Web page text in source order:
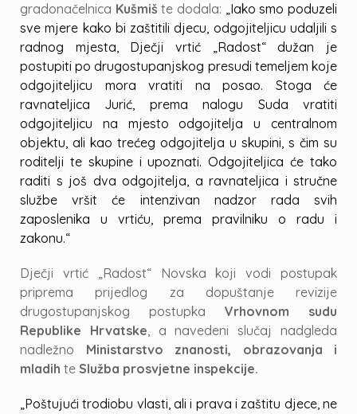
gradonačelnica Kušmiš te dodala: „Iako smo poduzeli
sve mjere kako bi zaštitili djecu, odgojiteljicu udaljili s
radnog mjesta, Dječji vrtić „Radost“ dužan je
postupiti po drugostupanjskog presudi temeljem koje
odgojiteljicu mora vratiti na posao. Stoga će
ravnateljica Jurić, prema nalogu Suda vratiti
odgojiteljicu na mjesto odgojitelja u centralnom
objektu, ali kao trećeg odgojitelja u skupini, s čim su
roditelji te skupine i upoznati. Odgojiteljica će tako
raditi s još dva odgojitelja, a ravnateljica i stručne
službe vršit će intenzivan nadzor rada svih
zaposlenika u vrtiću, prema pravilniku o radu i
zakonu.“
Dječji vrtić „Radost“ Novska koji vodi postupak
priprema prijedlog za dopuštanje revizije
drugostupanjskog postupka Vrhovnom sudu
Republike Hrvatske, a navedeni slučaj nadgleda
nadležno Ministarstvo znanosti, obrazovanja i
mladih te Služba prosvjetne inspekcije.
„Poštujući trodiobu vlasti, ali i prava i zaštitu djece, ne